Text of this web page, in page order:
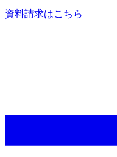
資料請求はこちら